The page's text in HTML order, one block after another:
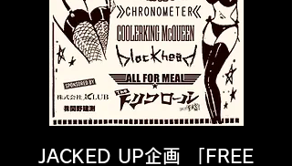
JACKED UP企画 「FREE